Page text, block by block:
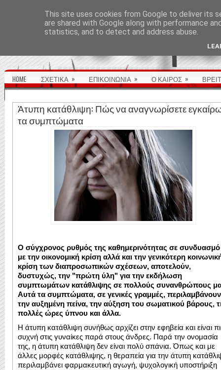
HOME ΣΧΕΤΙΚΑ » ΕΠΙΚΟΙΝΩΝΙΑ » Ο ΚΑΙΡΟΣ »
Άτυπη κατάθλιψη: Πώς να αναγνωρίσετε
τα συμπτώματα
Ο σύγχρονος ρυθμός της καθημερινότητας σε συνδυασμό
με την οικονομική κρίση αλλά και την γενικότερη
κρίση των διαπροσωπικών σχέσεων, αποτελούν,
δυστυχώς, την "πρώτη ύλη" για την εκδήλωση
συμπτωμάτων κατάθλιψης σε πολλούς συνανθρώπους
Αυτά τα συμπτώματα, σε γενικές γραμμές, περιλαμβάνουν
την αυξημένη πείνα, την αύξηση του σωματικού βάρους,
πολλές ώρες ύπνου και άλλα.
Η άτυπη κατάθλιψη συνήθως αρχίζει στην εφηβεία και είναι
συχνή στις γυναίκες παρά στους άνδρες. Παρά την ονομασία
της, η άτυπη κατάθλιψη δεν είναι πολύ σπάνια. Όπως και με
άλλες μορφές κατάθλιψης, η θεραπεία για την άτυπη
περιλαμβάνει φαρμακευτική αγωγή, ψυχολογική υποστήριξη
This site uses cookies from Google to deliver its
are shared with Google along with performance
statistics, and to detect and address abuse.